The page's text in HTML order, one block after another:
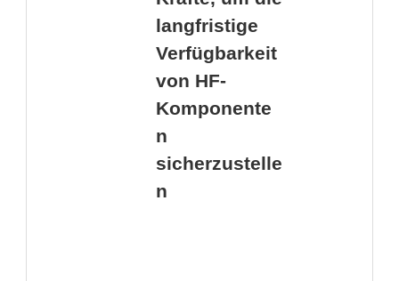
langfristige
Verfügbarkeit
von HF-
Komponente
n
sicherzustelle
n